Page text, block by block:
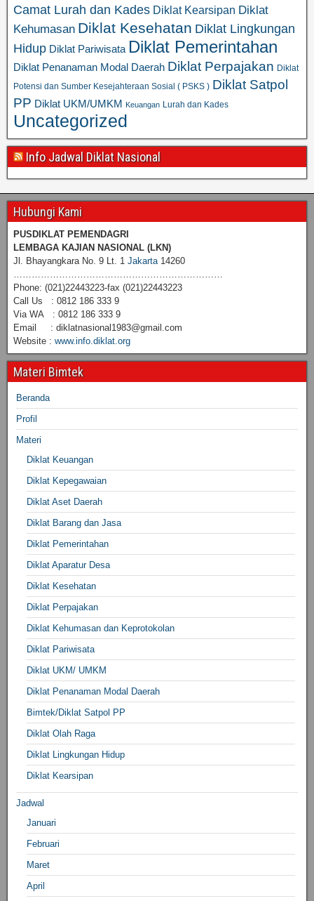
Camat Lurah dan Kades Diklat Kearsipan Diklat
Kehumasan Diklat Kesehatan Diklat Lingkungan
Hidup Diklat Pariwisata Diklat Pemerintahan
Diklat Penanaman Modal Daerah Diklat Perpajakan Diklat
Potensi dan Sumber Kesejahteraan Sosial ( PSKS ) Diklat Satpol
PP Diklat UKM/UMKM Keuangan Lurah dan Kades
Uncategorized
Info Jadwal Diklat Nasional
Hubungi Kami
PUSDIKLAT PEMENDAGRI
LEMBAGA KAJIAN NASIONAL (LKN)
Jl. Bhayangkara No. 9 Lt. 1 Jakarta14260
……………………………………………………………
Phone: (021)22443223-fax (021)22443223
Call Us : 0812 186 333 9
Via WA : 0812 186 333 9
Email : diklatnasional1983@gmail.com
Website : www.info.diklat.org
Materi Bimtek
Beranda
Profil
Materi
Diklat Keuangan
Diklat Kepegawaian
Diklat Aset Daerah
Diklat Barang dan Jasa
Diklat Pemerintahan
Diklat Aparatur Desa
Diklat Kesehatan
Diklat Perpajakan
Diklat Kehumasan dan Keprotokolan
Diklat Pariwisata
Diklat UKM/ UMKM
Diklat Penanaman Modal Daerah
Bimtek/Diklat Satpol PP
Diklat Olah Raga
Diklat Lingkungan Hidup
Diklat Kearsipan
Jadwal
Januari
Februari
Maret
April